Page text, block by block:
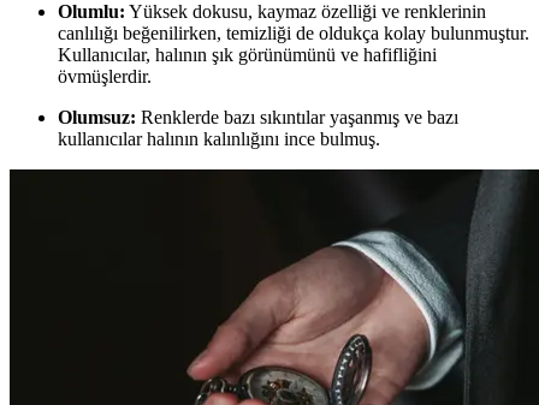
Olumlu: Yüksek dokusu, kaymaz özelliği ve renklerinin
canlılığı beğenilirken, temizliği de oldukça kolay bulunmuştur.
Kullanıcılar, halının şık görünümünü ve hafifliğini
övmüşlerdir.
Olumsuz: Renklerde bazı sıkıntılar yaşanmış ve bazı
kullanıcılar halının kalınlığını ince bulmuş.